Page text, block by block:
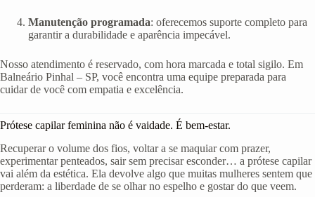
Manutenção programada: oferecemos suporte completo para
garantir a durabilidade e aparência impecável.
Nosso atendimento é reservado, com hora marcada e total sigilo. Em
Balneário Pinhal – SP, você encontra uma equipe preparada para
cuidar de você com empatia e excelência.
Prótese capilar feminina não é vaidade. É bem-estar.
Recuperar o volume dos fios, voltar a se maquiar com prazer,
experimentar penteados, sair sem precisar esconder… a prótese capilar
vai além da estética. Ela devolve algo que muitas mulheres sentem que
perderam: a liberdade de se olhar no espelho e gostar do que veem.